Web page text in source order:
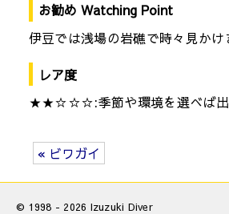
お勧め Watching Point
伊豆では浅場の岩礁で時々見かけ
レア度
★★☆☆☆:季節や環境を選べば出
« ビワガイ
© 1998 - 2026 Izuzuki Diver